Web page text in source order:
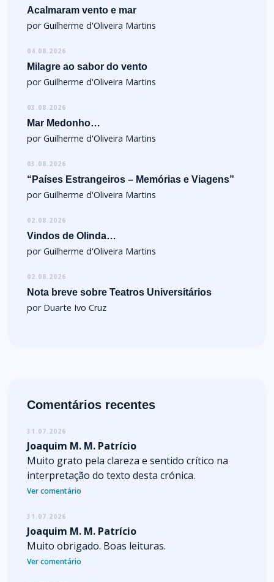
Acalmaram vento e mar
por Guilherme d'Oliveira Martins
04.08.2026
Milagre ao sabor do vento
por Guilherme d'Oliveira Martins
03.08.2026
Mar Medonho…
por Guilherme d'Oliveira Martins
03.08.2026
“Países Estrangeiros – Memórias e Viagens”
por Guilherme d'Oliveira Martins
02.08.2026
Vindos de Olinda…
por Guilherme d'Oliveira Martins
02.08.2026
Nota breve sobre Teatros Universitários
por Duarte Ivo Cruz
Comentários recentes
31.07.2026
Joaquim M. M. Patrício
Muito grato pela clareza e sentido crítico na
interpretação do texto desta crónica.
Ver comentário
31.07.2026
Joaquim M. M. Patrício
Muito obrigado. Boas leituras.
Ver comentário